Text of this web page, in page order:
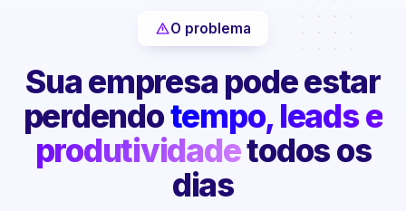
O problema
Sua empresa pode estar
perdendotempo, leads e
produtividadetodos os
dias